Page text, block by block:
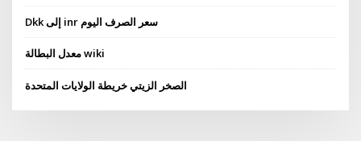
Dkk إلى inr سعر الصرف اليوم
معدل البطالة wiki
الصخر الزيتي خريطة الولايات المتحدة